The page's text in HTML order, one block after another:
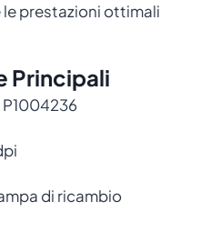
prestazioni ottimali
Principali
P1004236
di ricambio